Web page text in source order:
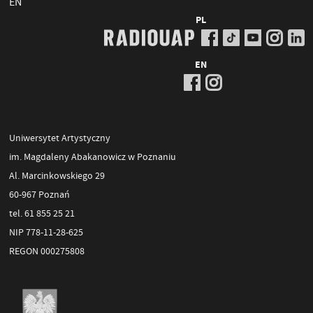
PL
EN
Uniwersytet Artystyczny
im. Magdaleny Abakanowicz w Poznaniu
Al. Marcinkowskiego 29
60-967 Poznań
tel. 61 855 25 21
NIP 778-11-28-625
REGON 000275808